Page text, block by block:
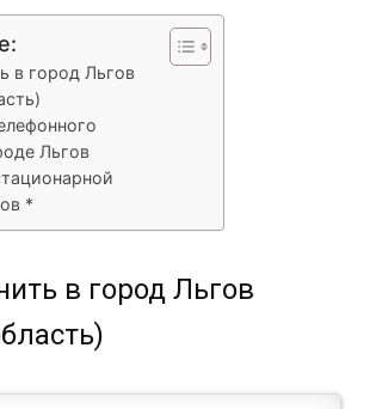
в город Льгов
Льгов
*
в город Льгов